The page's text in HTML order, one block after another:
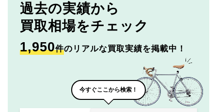
過去の実績から
買取相場をチェック
1,950件のリアルな買取実績を掲載中！
今すぐここから検索！